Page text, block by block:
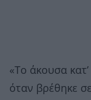
«Το άκουσα
όταν βρέθηκε